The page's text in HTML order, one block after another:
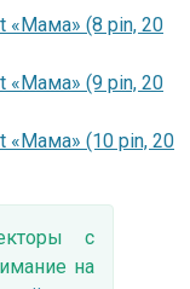
«Мама» (8 pin, 20
«Мама» (9 pin, 20
«Мама» (10 pin, 20
с
на